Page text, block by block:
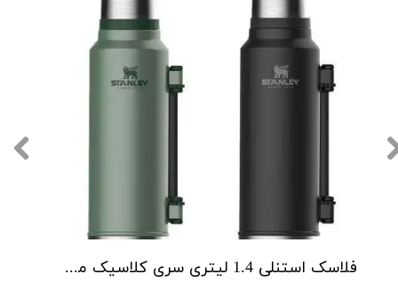
فلاسک استنلی 1.4 لیتری سری کلاسیک مدل Classic Legendary Bottle 1.4 L